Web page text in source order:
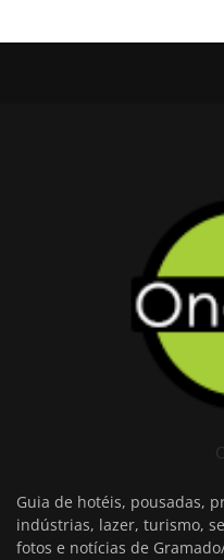
Guia de hotéis, pousadas,
indústrias, lazer, turismo,
fotos e notícias de